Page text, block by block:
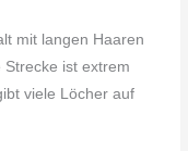
mit langen Haaren
ist extrem
viele Löcher auf